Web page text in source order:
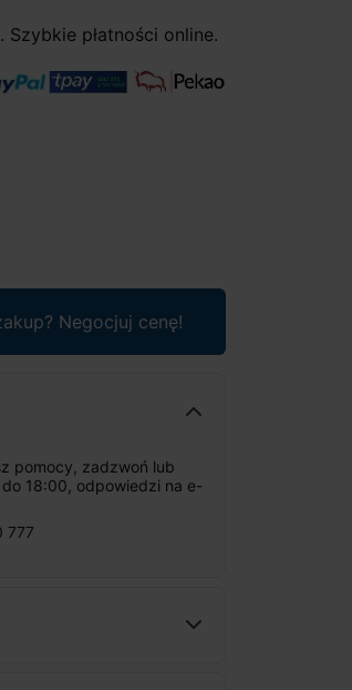
płatności online.
Negocjuj cenę!
pomocy, zadzwoń lub
18:00, odpowiedzi na e-
777